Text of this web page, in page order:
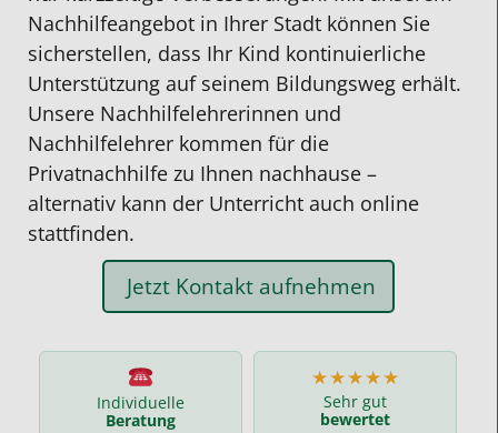
Nachhilfeangebot in Ihrer Stadt können Sie
sicherstellen, dass Ihr Kind kontinuierliche
Unterstützung auf seinem Bildungsweg erhält.
Unsere Nachhilfelehrerinnen und
Nachhilfelehrer kommen für die
Privatnachhilfe zu Ihnen nachhause –
alternativ kann der Unterricht auch online
stattfinden.
Jetzt Kontakt aufnehmen
Individuelle
Beratung
★★★★★
Sehr gut
bewertet